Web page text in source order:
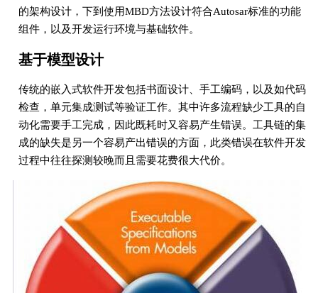
的架构设计，下到使用MBD方法设计符合Autosar标准的功能
组件，以及开发运行环境与基础软件。
基于模型设计
传统的嵌入式软件开发包括书面设计、手工编码，以及如代码
检查，单元集成测试等验证工作。其中许多流程缺少工具的自
动化需要手工完成，因此既耗时又容易产生错误。工具链的集
成的缺失是另一个容易产出错误的方面，此类错误在软件开发
过程中往往探测较晚而且需要花费很大代价。